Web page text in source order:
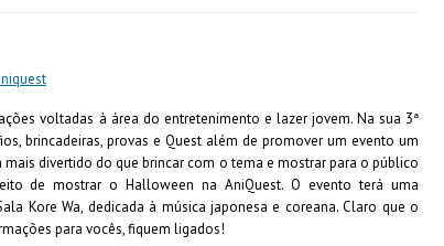
voltadas à área do entretenimento e lazer jovem. Na sua 3ª
brincadeiras, provas e Quest além de promover um evento um
divertido do que brincar com o tema e mostrar para o público
de mostrar o Halloween na AniQuest. O evento terá uma
Kore Wa, dedicada à música japonesa e coreana. Claro que o
para vocês, fiquem ligados!